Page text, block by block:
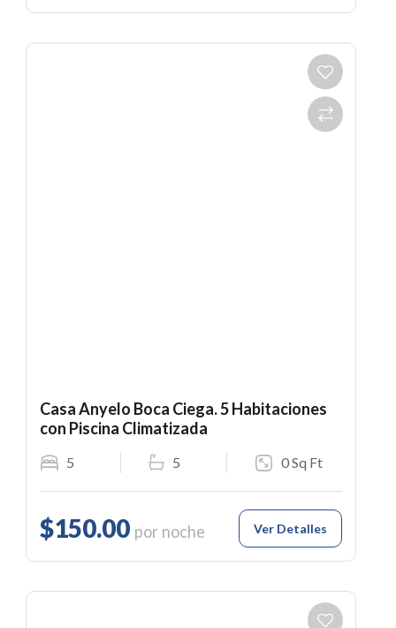
Casa Anyelo Boca Ciega. 5 Habitaciones
con Piscina Climatizada
5 5 0 Sq Ft
$150.00 por noche Ver Detalles